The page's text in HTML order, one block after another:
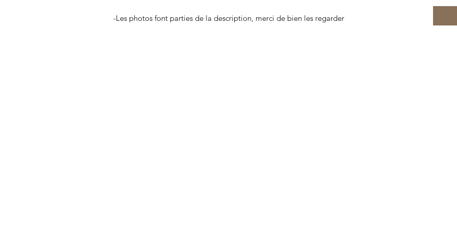
-Les photos font parties de la description, merci de bien les regarder